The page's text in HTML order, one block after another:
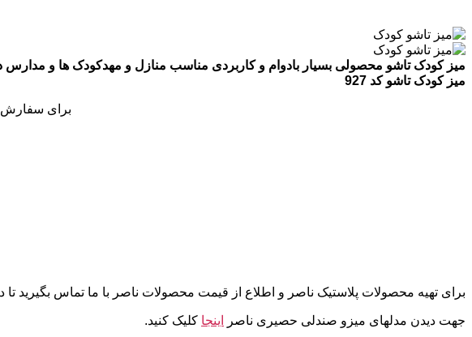
میز کودک تاشو محصولی بسیار بادوام و کاربردی مناسب منازل و مهدکودک ها و مدارس
میز کودک تاشو کد 927
برای سفارش
برای تهیه محصولات پلاستیک ناصر و اطلاع از قیمت محصولات ناصر با ما تماس
جهت دیدن مدلهای میزو صندلی حصیری ناصر اینجا کلیک کنید.